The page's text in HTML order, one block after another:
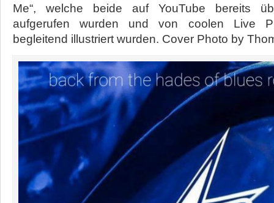
Me“, welche beide auf YouTube bereits
aufgerufen wurden und von coolen Live
begleitend illustriert wurden. Cover Photo by